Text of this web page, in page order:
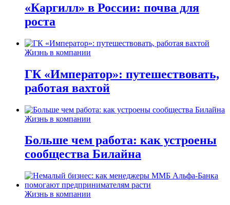
«Каргилл» в России: почва для
роста
Жизнь в компании
ГК «Император»: путешествовать,
работая вахтой
Жизнь в компании
Больше чем работа: как устроены
сообщества Билайна
Жизнь в компании